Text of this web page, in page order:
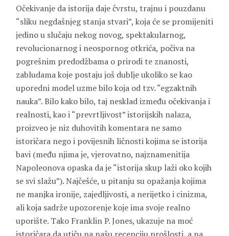
Očekivanje da istorija daje čvrstu, trajnu i pouzdanu
“sliku negdašnjeg stanja stvari”, koja će se promijeniti
jedino u slučaju nekog novog, spektakularnog,
revolucionarnog i neospornog otkrića, počiva na
pogrešnim predodžbama o prirodi te znanosti,
zabludama koje postaju još dublje ukoliko se kao
uporedni model uzme bilo koja od tzv. “egzaktnih
nauka”. Bilo kako bilo, taj nesklad između očekivanja i
realnosti, kao i “prevrtljivost” istorijskih nalaza,
proizveo je niz duhovitih komentara ne samo
istoričara nego i povijesnih ličnosti kojima se istorija
bavi (među njima je, vjerovatno, najznamenitija
Napoleonova opaska da je “istorija skup laži oko kojih
se svi slažu”). Najčešće, u pitanju su opažanja kojima
ne manjka ironije, zajedljivosti, a nerijetko i cinizma,
ali koja sadrže upozorenje koje ima svoje realno
uporište. Tako Franklin P. Jones, ukazuje na moć